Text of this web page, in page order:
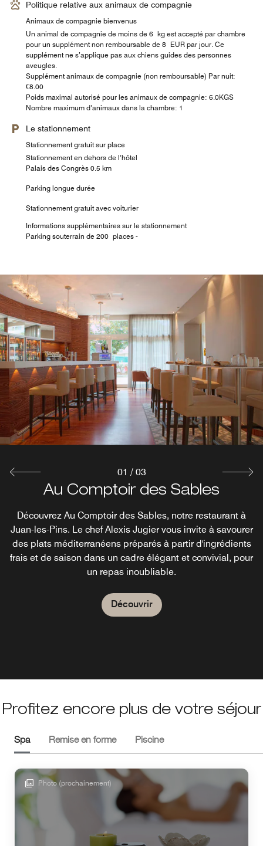
Politique relative aux animaux de compagnie
Animaux de compagnie bienvenus
Un animal de compagnie de moins de 6 kg est accepté par chambre
pour un supplément non remboursable de 8 EUR par jour. Ce
supplément ne s’applique pas aux chiens guides des personnes
aveugles.
Supplément animaux de compagnie (non remboursable) Par nuit:
€8.00
Poids maximal autorisé pour les animaux de compagnie: 6.0KGS
Nombre maximum d’animaux dans la chambre: 1
Le stationnement
Stationnement gratuit sur place
Stationnement en dehors de l’hôtel
Palais des Congrès 0.5 km
Parking longue durée
Stationnement gratuit avec voiturier
Informations supplémentaires sur le stationnement
Parking souterrain de 200 places -
Au Comptoir des Sables
Découvrez Au Comptoir des Sables, notre restaurant à
Juan-les-Pins. Le chef Alexis Jugier vous invite à savourer
des plats méditerranéens préparés à partir d'ingrédients
frais et de saison dans un cadre élégant et convivial, pour
un repas inoubliable.
Découvrir
ACoustic Room: Breakfast &
Commencez votre journée à Antibes Juan-les-Pins par un
délicieux petit-déjeuner dans la salle ACoustic, ou
savourez un déjeuner ou un dîner au Comptoir des
Sables en profitant de la superbe terrasse et du beau
Découvrir
Grill & the Pool (Only in July and
Durant la saison estivale, savourez des boissons
rafraîchissantes, des spécialités françaises et des glaces
au bord de la piscine de notre hôtel à Juan-les-Pins.
Découvrir
01 / 03
Profitez encore plus de votre séjour
Spa Remise en forme Piscine
Photo (prochainement)